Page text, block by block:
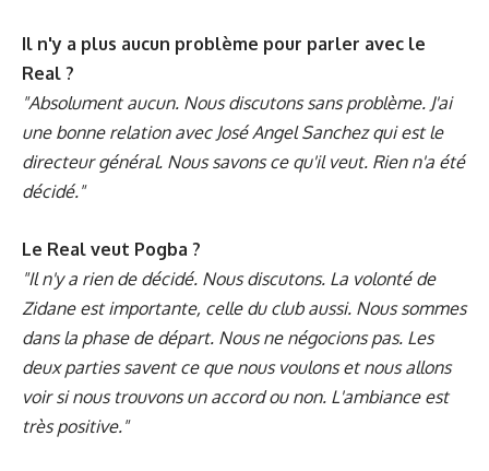
Il n'y a plus aucun problème pour parler avec le
Real ?
"Absolument aucun. Nous discutons sans problème. J'ai
une bonne relation avec José Angel Sanchez qui est le
directeur général. Nous savons ce qu'il veut. Rien n'a été
décidé."
Le Real veut Pogba ?
"Il n'y a rien de décidé. Nous discutons. La volonté de
Zidane est importante, celle du club aussi. Nous sommes
dans la phase de départ. Nous ne négocions pas. Les
deux parties savent ce que nous voulons et nous allons
voir si nous trouvons un accord ou non. L'ambiance est
très positive."